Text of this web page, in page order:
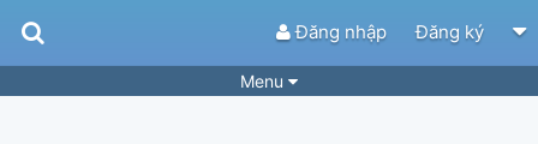
Đăng nhập Đăng ký
Menu